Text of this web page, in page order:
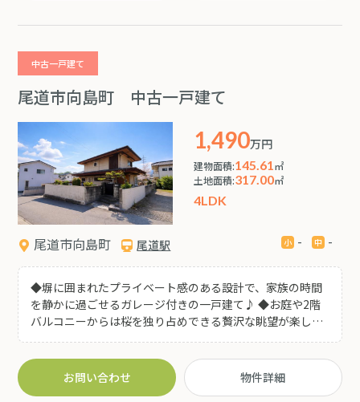
困らない利便性がありながら、 一歩敷地に入ればそこは別
れの暮らしがここなら叶います。
中古一戸建て
尾道市向島町 中古一戸建て
1,490万円
建物面積:145.61㎡
土地面積:317.00㎡
4LDK
尾道市向島町 尾道駅 - -
◆塀に囲まれたプライベート感のある設計で、家族の時間
を静かに過ごせるガレージ付きの一戸建て♪ ◆お庭や2階
バルコニーからは桜を独り占めできる贅沢な眺望が楽しめ
水色の洗面ボウル、壁タイルなど、当時のこだわりが光る
デザイン ◆愛車を守るシャッター付きガレージに加え、大
お問い合わせ 物件詳細